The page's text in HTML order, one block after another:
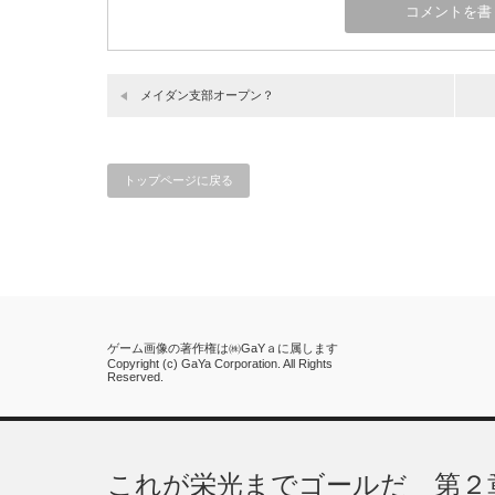
メイダン支部オープン？
トップページに戻る
ゲーム画像の著作権は㈱GaYａに属します
Copyright (c) GaYa Corporation. All Rights
Reserved.
これが栄光までゴールだ 第２